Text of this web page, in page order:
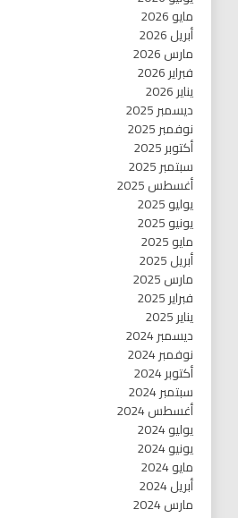
مايو 2026
أبريل 2026
مارس 2026
فبراير 2026
يناير 2026
ديسمبر 2025
نوفمبر 2025
أكتوبر 2025
سبتمبر 2025
أغسطس 2025
يوليو 2025
يونيو 2025
مايو 2025
أبريل 2025
مارس 2025
فبراير 2025
يناير 2025
ديسمبر 2024
نوفمبر 2024
أكتوبر 2024
سبتمبر 2024
أغسطس 2024
يوليو 2024
يونيو 2024
مايو 2024
أبريل 2024
مارس 2024